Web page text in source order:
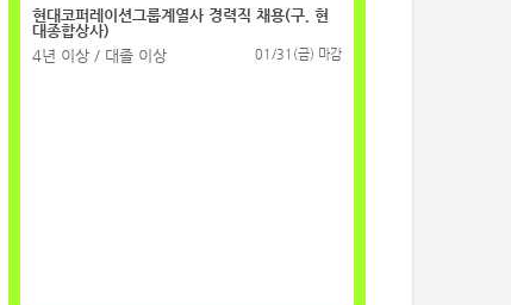
현대코퍼레이션그룹계열사 경력직 채용(구, 현
대종합상사)
4년 이상 / 대졸 이상
01/31(금) 마감